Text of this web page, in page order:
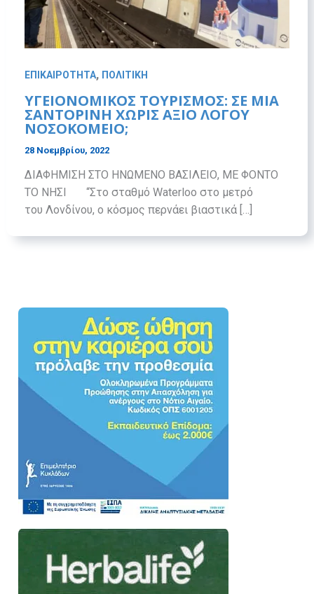
ΕΠΙΚΑΙΡΟΤΗΤΑ, ΠΟΛΙΤΙΚΗ
ΥΓΕΙΟΝΟΜΙΚΟΣ ΤΟΥΡΙΣΜΟΣ: ΣΕ ΜΙΑ
ΣΑΝΤΟΡΙΝΗ ΧΩΡΙΣ ΑΞΙΟ ΛΟΓΟΥ
ΝΟΣΟΚΟΜΕΙΟ;
28 Νοεμβρίου, 2022
ΔΙΑΦΗΜΙΣΗ ΣΤΟ ΗΝΩΜΕΝΟ ΒΑΣΙΛΕΙΟ, ΜΕ ΦΟΝΤΟ
ΤΟ ΝΗΣΙ “Στο σταθμό Waterloo στο μετρό
του Λονδίνου, ο κόσμος περνάει βιαστικά […]